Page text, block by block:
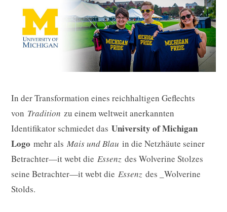
In der Transformation eines reichhaltigen Geflechts
von Tradition zu einem weltweit anerkannten
Identifikator schmiedet das University of Michigan
Logo mehr als Mais und Blau in die Netzhäute seiner
Betrachter—it webt die Essenz des Wolverine Stolzes
seine Betrachter—it webt die Essenz des _Wolverine
Stolds.